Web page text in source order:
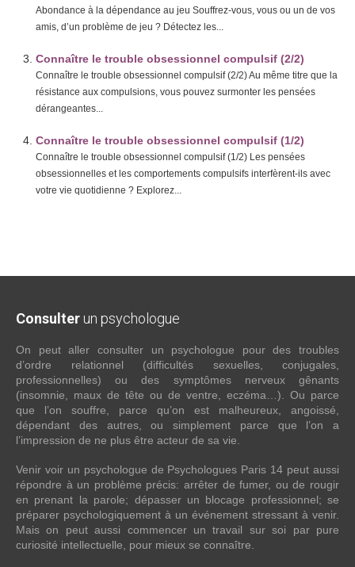
Abondance à la dépendance au jeu Souffrez-vous, vous ou un de vos
amis, d’un problème de jeu ? Détectez les...
Connaître le trouble obsessionnel compulsif (2/2)
Connaître le trouble obsessionnel compulsif (2/2) Au même titre que la
résistance aux compulsions, vous pouvez surmonter les pensées
dérangeantes...
Connaître le trouble obsessionnel compulsif (1/2)
Connaître le trouble obsessionnel compulsif (1/2) Les pensées
obsessionnelles et les comportements compulsifs interfèrent-ils avec
votre vie quotidienne ? Explorez...
Consulter un psychologue
On peut aller consulter un psychologue pour des troubles
d’ordre relationnel (difficultés sexuelles, conjugales,
professionnelles) ou des symptômes nerveux gênants
(insomnie, maux de tête ou de ventre, eczéma…). Ou parce
que l’on souffre, parce qu’on est malheureux, angoissé,
dépendant des autres, ou simplement parce que l’on a
l’impression de ne plus être acteur de sa vie.
Venir voir un psychologue de Psychologues Paris 14 peut aussi
répondre à un problème précis: arrêter de fumer, ou de rougir
en prenant la parole; dépasser un blocage professionnel; se
préparer psychologiquement à un événement stressant à venir.
Mais on peut aussi commencer un travail sur soi par pure
curiosité intellectuelle, pour mieux se connaître.